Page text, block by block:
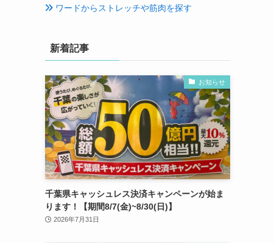
ワードからストレッチや筋肉を探す
新着記事
お知らせ
千葉県キャッシュレス決済キャンペーンが始ま
ります！【期間8/7(金)~8/30(日)】
2026年7月31日